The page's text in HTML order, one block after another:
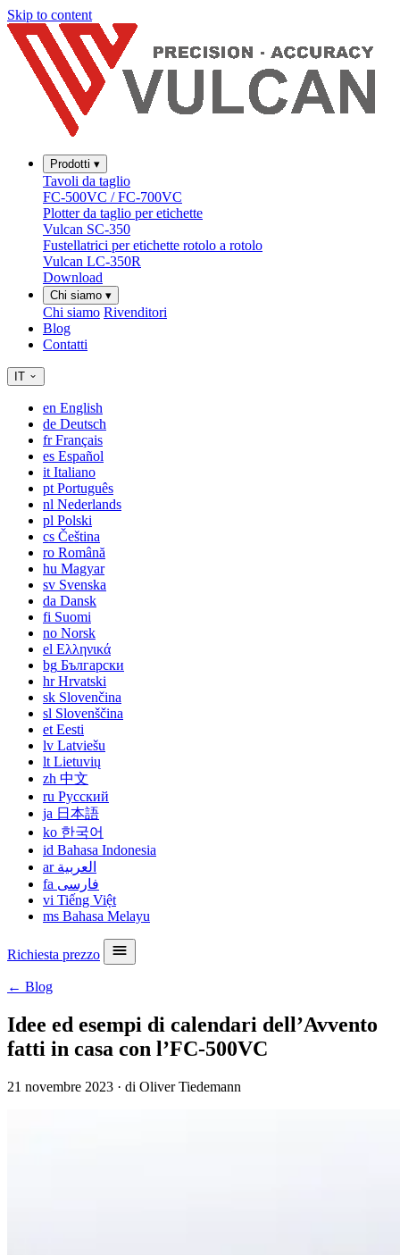
Skip to content
Prodotti ▾
Tavoli da taglio
FC-500VC / FC-700VC
Plotter da taglio per etichette
Vulcan SC-350
Fustellatrici per etichette rotolo a rotolo
Vulcan LC-350R
Download
Chi siamo ▾
Chi siamo Rivenditori
Blog
Contatti
IT
en English
de Deutsch
frFrançais
es Español
it Italiano
pt Português
nl Nederlands
pl Polski
cs Čeština
ro Română
hu Magyar
sv Svenska
da Dansk
fi Suomi
no Norsk
el Ελληνικά
bg Български
hrHrvatski
sk Slovenčina
sl Slovenščina
et Eesti
lv Latviešu
lt Lietuvių
zh 中文
ru Русский
ja 日本語
ko 한국어
id Bahasa Indonesia
ar العربية
fa فارسی
vi Tiếng Việt
ms Bahasa Melayu
Richiesta prezzo
← Blog
Idee ed esempi di calendari dell’Avvento
fatti in casa con l’FC-500VC
21 novembre 2023 · di Oliver Tiedemann